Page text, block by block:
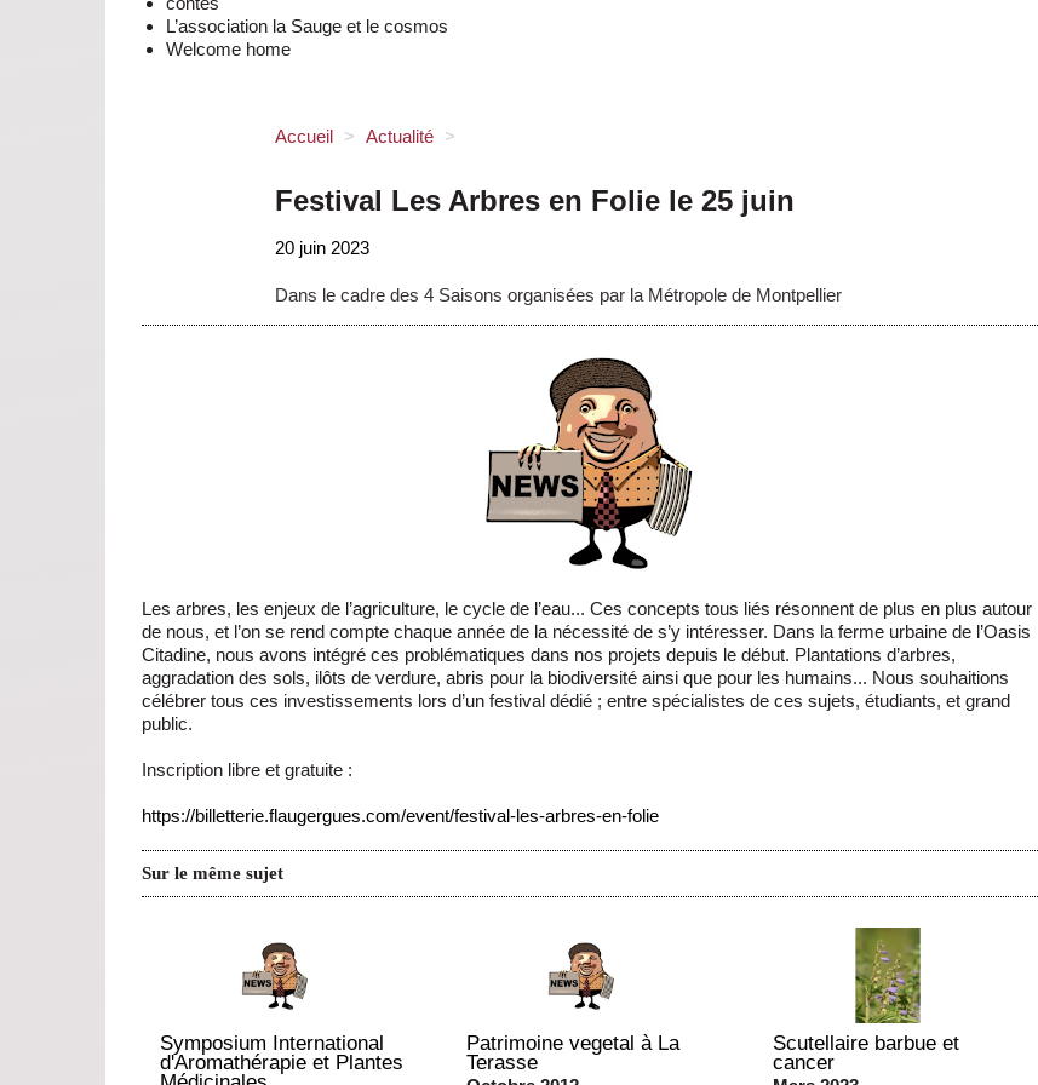
L’association la Sauge et le cosmos
Welcome home
Accueil > Actualité >
Festival Les Arbres en Folie le 25 juin
20 juin 2023
Dans le cadre des 4 Saisons organisées par la Métropole de Montpellier
Les arbres, les enjeux de l’agriculture, le cycle de l’eau... Ces concepts tous liés résonnent de plus en plus autour
de nous, et l’on se rend compte chaque année de la nécessité de s’y intéresser. Dans la ferme urbaine de l’Oasis
Citadine, nous avons intégré ces problématiques dans nos projets depuis le début. Plantations d’arbres,
aggradation des sols, ilôts de verdure, abris pour la biodiversité ainsi que pour les humains... Nous souhaitions
célébrer tous ces investissements lors d’un festival dédié ; entre spécialistes de ces sujets, étudiants, et grand
public.
Inscription libre et gratuite :
https://billetterie.flaugergues.com/event/festival-les-arbres-en-folie
Sur le même sujet
Symposium International
d'Aromathérapie et Plantes
Patrimoine vegetal à La
Terasse
Scutellaire barbue et
cancer